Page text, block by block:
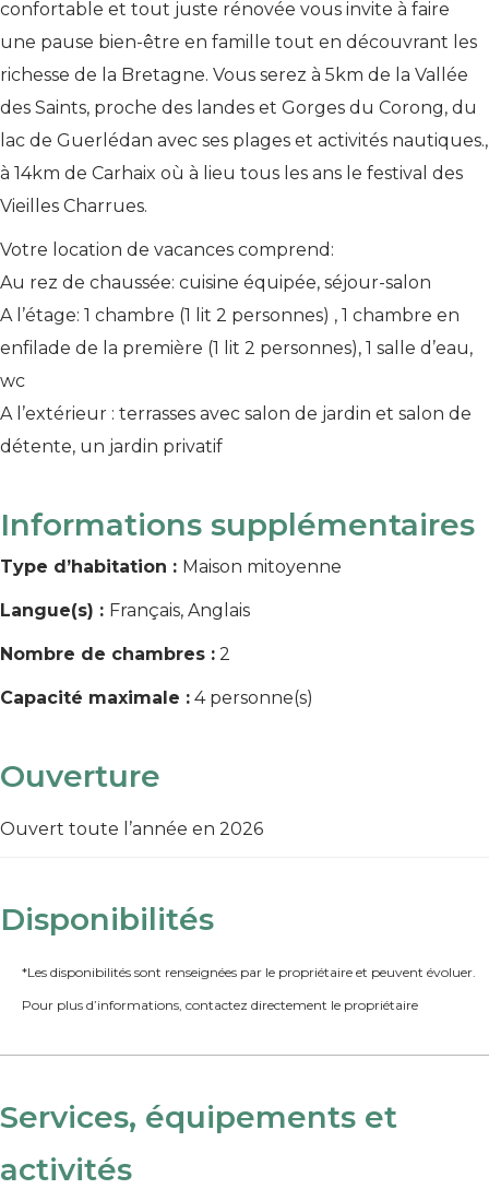
confortable et tout juste rénovée vous invite à faire
une pause bien-être en famille tout en découvrant les
richesse de la Bretagne. Vous serez à 5km de la Vallée
des Saints, proche des landes et Gorges du Corong, du
lac de Guerlédan avec ses plages et activités nautiques.,
à 14km de Carhaix où à lieu tous les ans le festival des
Vieilles Charrues.
Votre location de vacances comprend:
Au rez de chaussée: cuisine équipée, séjour-salon
A l’étage: 1 chambre (1 lit 2 personnes) , 1 chambre en
enfilade de la première (1 lit 2 personnes), 1 salle d’eau,
wc
A l’extérieur : terrasses avec salon de jardin et salon de
détente, un jardin privatif
Informations supplémentaires
Type d’habitation : Maison mitoyenne
Langue(s) : Français, Anglais
Nombre de chambres : 2
Capacité maximale : 4 personne(s)
Ouverture
Ouvert toute l’année en 2026
Disponibilités
*Les disponibilités sont renseignées par le propriétaire et peuvent évoluer.
Pour plus d’informations, contactez directement le propriétaire
Services, équipements et
activités